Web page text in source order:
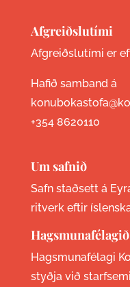
Afgreiðslutími
Afgreiðslutími er
Hafið samband á
+354 8620110
Um safnið
Safn staðsett á
ritverk eftir
Hagsmunafélagið
Hagsmunafélagi
styðja við